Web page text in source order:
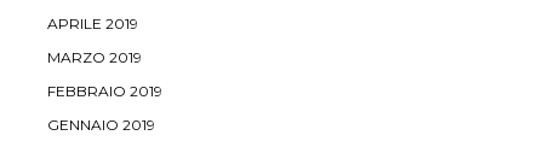
APRILE 2019
MARZO 2019
FEBBRAIO 2019
GENNAIO 2019